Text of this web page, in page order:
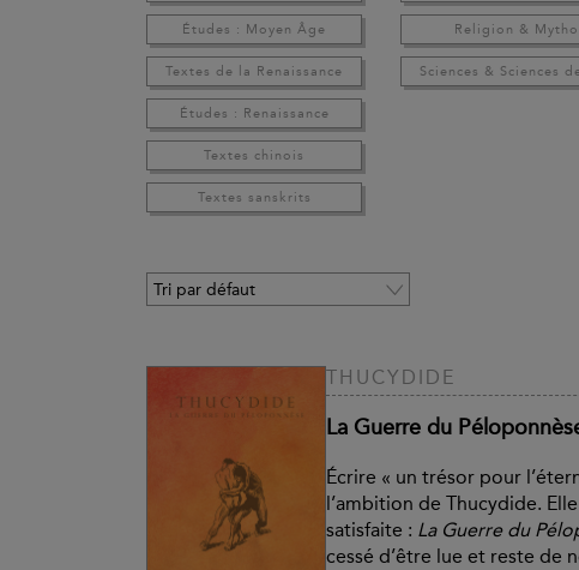
Études : Moyen Âge
Textes de la Renaissance
Études : Renaissance
Textes chinois
Textes sanskrits
Religion &
Sciences & Sciences
THUCYDIDE
La Guerre du
Écrire « un trésor pour
l’ambition de Thucydide.
satisfaite : La Guerre du
cessé d’être lue et reste de